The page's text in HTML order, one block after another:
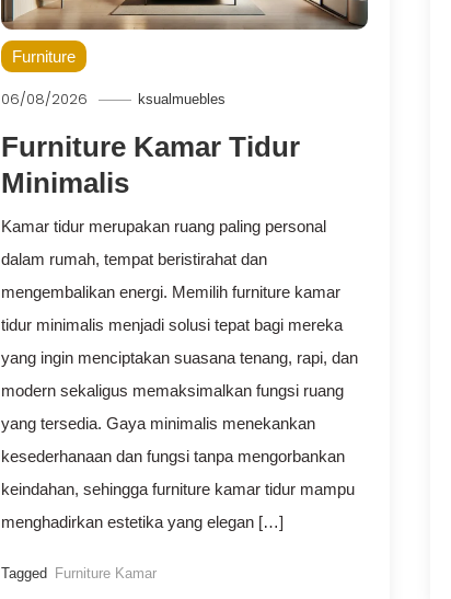
Furniture
06/08/2026 ksualmuebles
Furniture Kamar Tidur
Minimalis
Kamar tidur merupakan ruang paling personal
dalam rumah, tempat beristirahat dan
mengembalikan energi. Memilih furniture kamar
tidur minimalis menjadi solusi tepat bagi mereka
yang ingin menciptakan suasana tenang, rapi, dan
modern sekaligus memaksimalkan fungsi ruang
yang tersedia. Gaya minimalis menekankan
kesederhanaan dan fungsi tanpa mengorbankan
keindahan, sehingga furniture kamar tidur mampu
menghadirkan estetika yang elegan […]
Tagged Furniture Kamar